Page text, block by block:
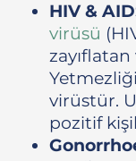
HIV &
virüsü
zayıflatan
virüstür.
pozitif